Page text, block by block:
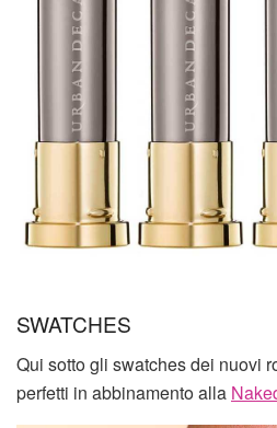
SWATCHES
Qui sotto gli swatches dei nuovi
perfetti in abbinamento alla